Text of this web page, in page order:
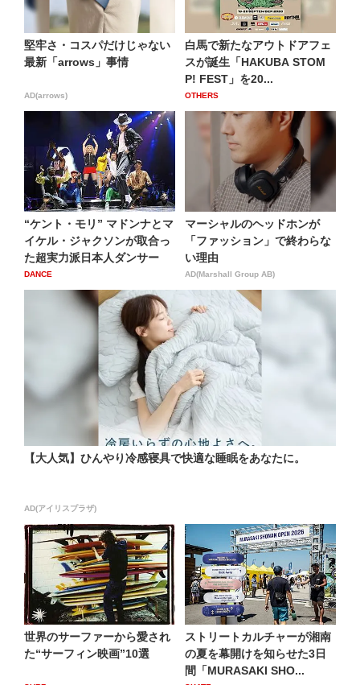
堅牢さ・コスパだけじゃない
最新「arrows」事情
AD(arrows)
白馬で新たなアウトドアフェ
スが誕生「HAKUBA STOM
P! FEST」を20...
OTHERS
“ケント・モリ” マドンナとマ
イケル・ジャクソンが取合っ
た超実力派日本人ダンサー
DANCE
マーシャルのヘッドホンが
「ファッション」で終わらな
い理由
AD(Marshall Group AB)
【大人気】ひんやり冷感寝具で快適な睡眠をあなたに。
AD(アイリスプラザ)
世界のサーファーから愛され
た“サーフィン映画”10選
ストリートカルチャーが湘南
の夏を幕開けを知らせた3日
間「MURASAKI SHO...